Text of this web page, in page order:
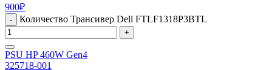
900₽
- Количество Трансивер Dell FTLF1318P3BTL
+
PSU HP 460W Gen4
325718-001